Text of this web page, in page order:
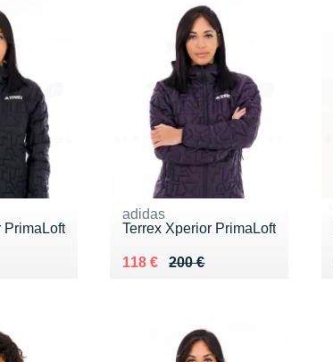
PrimaLoft
€
adidas
Terrex Xperior PrimaLoft
200 €
Au lieu de 200 €
118 €
Vendu 118 €